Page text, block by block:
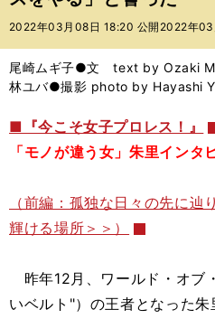
ー
バ
2022年03月08日 18:20 公開 2022年
尾崎ムギ子●文 text by Ozaki
林ユバ●撮影 photo by Hayashi
■『今こそ女子プロレス！』
「モノが違う女」朱里インタ
（前編：孤独な日々の先に辿
輝ける場所＞＞）
昨年12月、ワールド・オブ
いベルト"）の王者となった